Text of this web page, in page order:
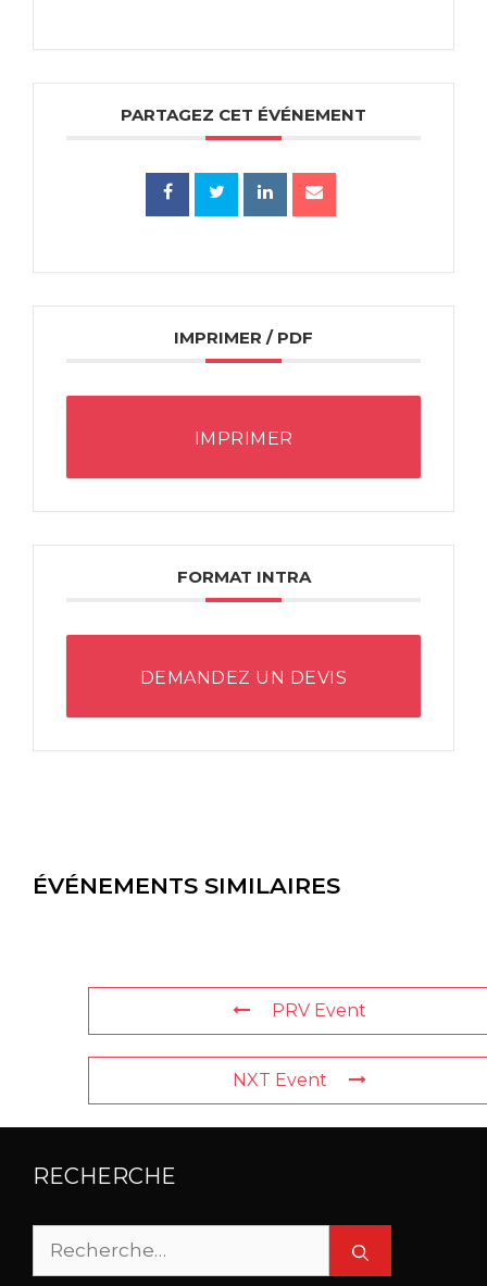
PARTAGEZ CET ÉVÉNEMENT
IMPRIMER / PDF
IMPRIMER
FORMAT INTRA
DEMANDEZ UN DEVIS
ÉVÉNEMENTS SIMILAIRES
PRV Event
NXT Event
RECHERCHE
Rechercher :